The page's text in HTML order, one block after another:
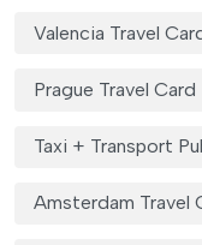
Valencia Travel
Prague Travel Card
Taxi + Transport
Amsterdam Travel